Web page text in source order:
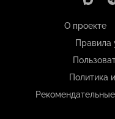
О проекте
Правила
Политика